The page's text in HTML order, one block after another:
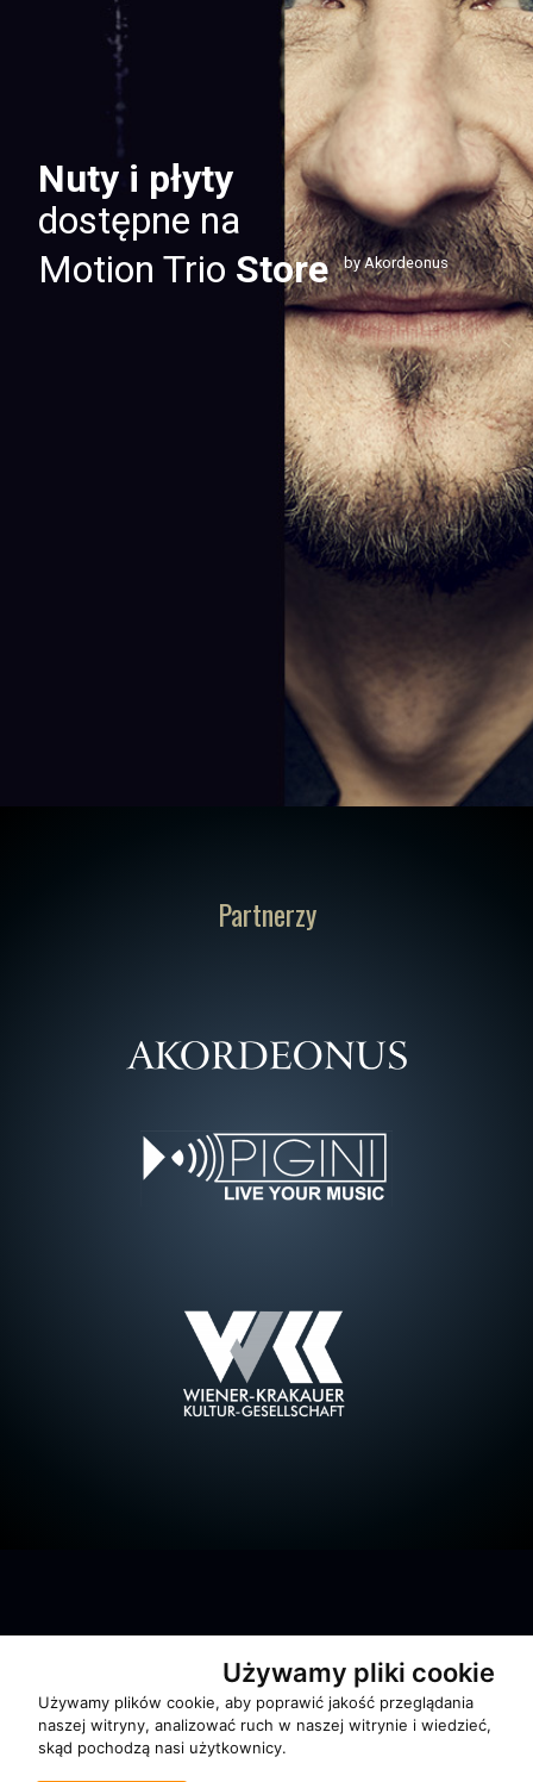
Używamy pliki cookie
Używamy plików cookie, aby poprawić jakość przeglądania
naszej witryny, analizować ruch w naszej witrynie i wiedzieć,
skąd pochodzą nasi użytkownicy.
Nuty i płyty
dostępne na
Motion Trio Store by Akordeonus
Partnerzy
O zespole
MUZYKA I NUTY
NAGRODY